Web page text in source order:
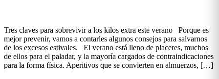
Tres claves para sobrevivir a los kilos extra este verano Porque es
mejor prevenir, vamos a contarles algunos consejos para salvarnos
de los excesos estivales. El verano está lleno de placeres, muchos
de ellos para el paladar, y la mayoría cargados de contraindicaciones
para la forma física. Aperitivos que se convierten en almuerzos, […]